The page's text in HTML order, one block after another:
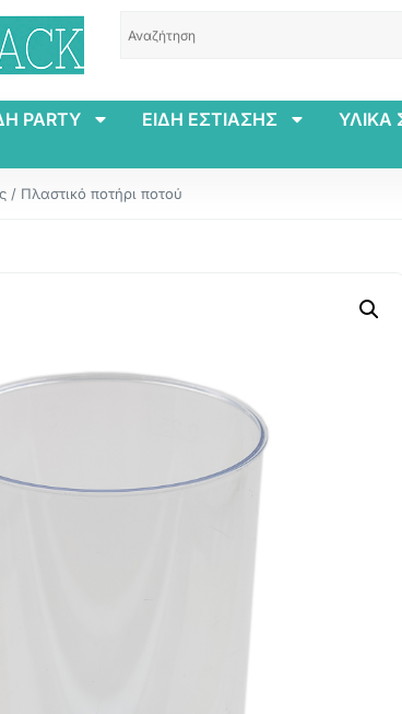
PARTY ΕΙΔΗ ΕΣΤΙΑΣΗΣ ΥΛΙΚΑ
/ Πλαστικό ποτήρι ποτού